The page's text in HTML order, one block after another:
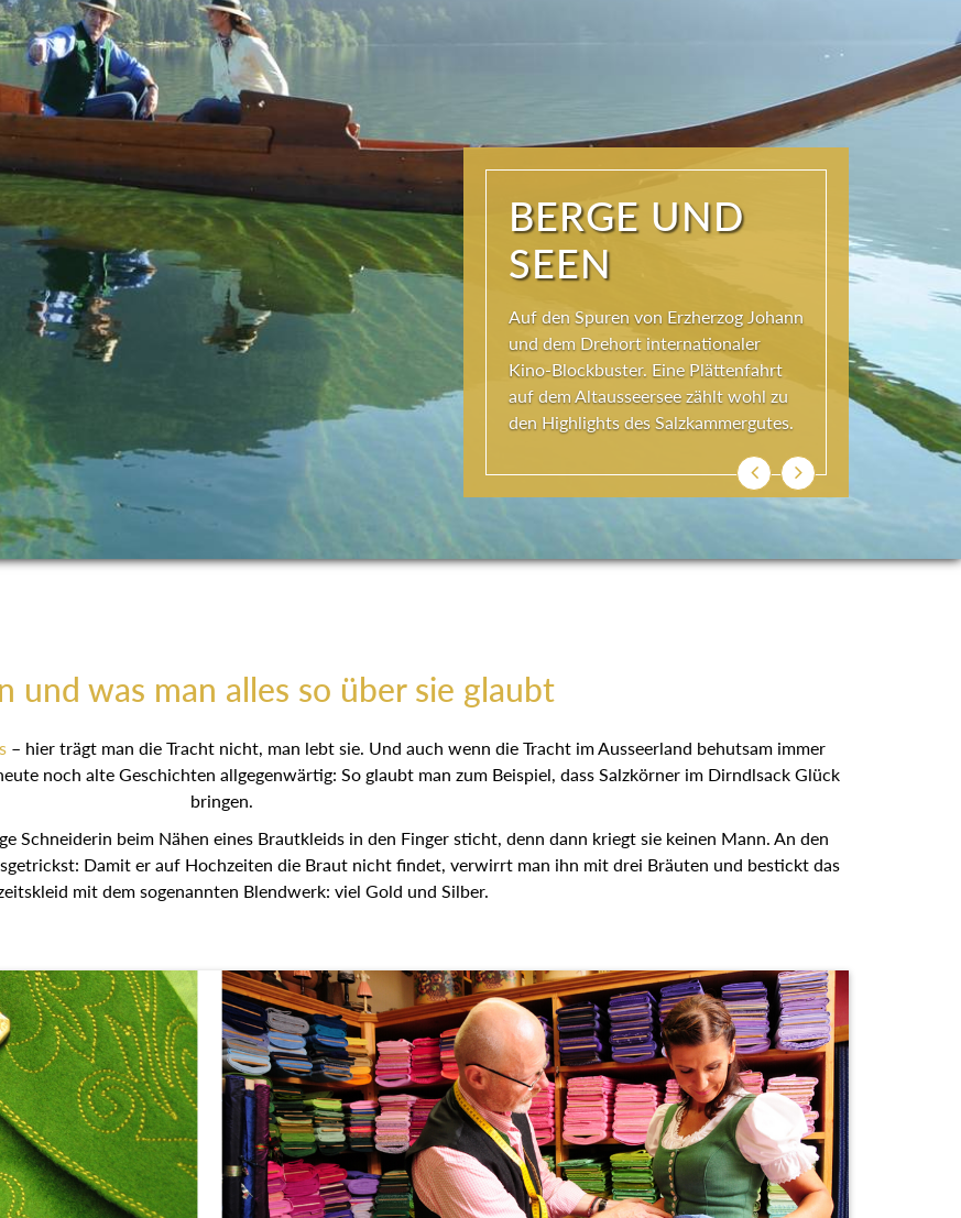
NATUR PUR
Ausseerland neue Kraft und viel
Inspiration. Das Wirkungsvermögen
kommt aus der Natur und ihren
ewigen Gestalten – den Bergen und
Seen.
ZurückWeiter
und was man alles so über sie glaubt
– hier trägt man die Tracht nicht, man lebt sie. Und auch wenn die Tracht im Ausseerland behutsam immer
noch alte Geschichten allgegenwärtig: So glaubt man zum Beispiel, dass Salzkörner im Dirndlsack Glück
bringen.
Schneiderin beim Nähen eines Brautkleids in den Finger sticht, denn dann kriegt sie keinen Mann. An den
Damit er auf Hochzeiten die Braut nicht findet, verwirrt man ihn mit drei Bräuten und bestickt das
mit dem sogenannten Blendwerk: viel Gold und Silber.